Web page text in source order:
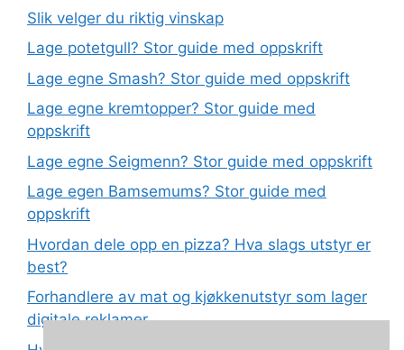
Slik velger du riktig vinskap
Lage potetgull? Stor guide med oppskrift
Lage egne Smash? Stor guide med oppskrift
Lage egne kremtopper? Stor guide med
oppskrift
Lage egne Seigmenn? Stor guide med oppskrift
Lage egen Bamsemums? Stor guide med
oppskrift
Hvordan dele opp en pizza? Hva slags utstyr er
best?
Forhandlere av mat og kjøkkenutstyr som lager
digitale reklamer